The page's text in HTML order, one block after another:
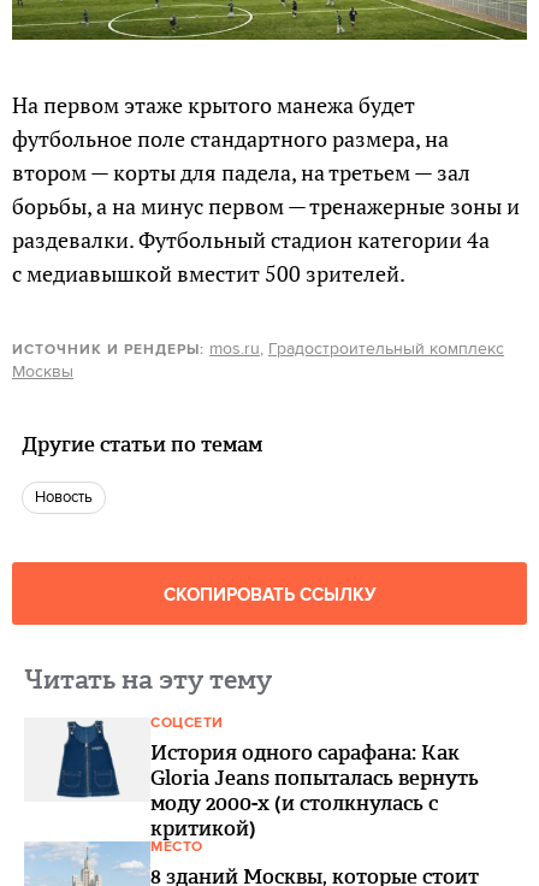
На первом этаже крытого манежа будет
футбольное поле стандартного размера, на
втором — корты для падела, на третьем — зал
борьбы, а на минус первом — тренажерные зоны и
раздевалки. Футбольный стадион категории 4а
с медиавышкой вместит 500 зрителей.
ИСТОЧНИК И РЕНДЕРЫ: mos.ru, Градостроительный комплекс
Москвы
Другие статьи по темам
Новость
СКОПИРОВАТЬ ССЫЛКУ
Читать на эту тему
СОЦСЕТИ
История одного сарафана: Как
Gloria Jeans попыталась вернуть
моду 2000-х (и столкнулась с
критикой)
МЕСТО
8 зданий Москвы, которые стоит